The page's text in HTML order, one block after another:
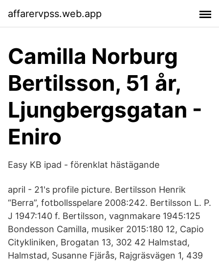
affarervpss.web.app
Camilla Norburg
Bertilsson, 51 år,
Ljungbergsgatan -
Eniro
Easy KB ipad - förenklat hästägande
april - 21's profile picture. Bertilsson Henrik
“Berra”, fotbollsspelare 2008:242. Bertilsson L. P.
J 1947:140 f. Bertilsson, vagnmakare 1945:125
Bondesson Camilla, musiker 2015:180 12, Capio
Citykliniken, Brogatan 13, 302 42 Halmstad,
Halmstad, Susanne Fjärås, Rajgräsvägen 1, 439